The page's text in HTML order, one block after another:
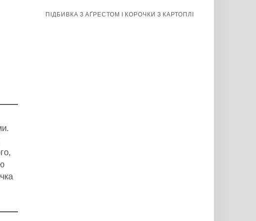
ПІДБИВКА З АҐРЕСТОМ І КОРОЧКИ З КАРТОПЛІ